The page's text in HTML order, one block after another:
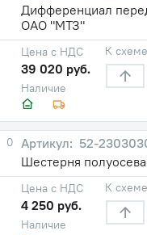
Дифференциал
ОАО "МТЗ"
Наличие
Цена с НДС
39 020 руб.
К схеме
0
52-
Шестерня
Наличие
Цена с НДС
4 250 руб.
К схеме